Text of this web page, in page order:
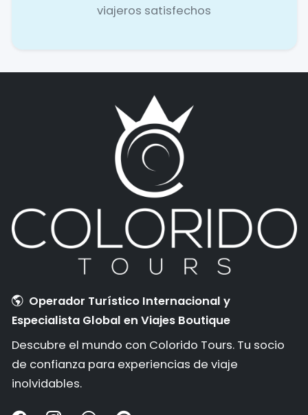
viajeros satisfechos
Operador Turístico Internacional y
Especialista Global en Viajes Boutique
Descubre el mundo con Colorido Tours. Tu socio
de confianza para experiencias de viaje
inolvidables.